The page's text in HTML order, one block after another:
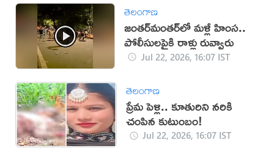
తెలంగాణ
జంతర్‌మంతర్‌లో మళ్లీ హింస..
పోలీసులపైకి రాళ్లు రువ్వారు
Jul 22, 2026, 16:07 IST
తెలంగాణ
ప్రేమ పెళ్లి.. కూతురిని నరికి
చంపిన కుటుంబం!
Jul 22, 2026, 16:07 IST